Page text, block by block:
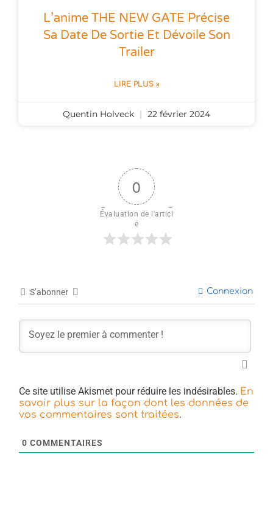
L’anime THE NEW GATE Précise
Sa Date De Sortie Et Dévoile Son
Trailer
LIRE PLUS »
Quentin Holveck 22 février 2024
0
Évaluation de l'articl
e
S’abonner Connexion
Ce site utilise Akismet pour réduire les indésirables. En
savoir plus sur la façon dont les données de
vos commentaires sont traitées.
0 COMMENTAIRES